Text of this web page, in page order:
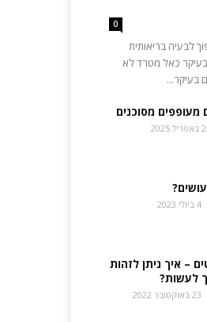
0
לבעיה בריאותית
בעיקר כאל מטרד לא
בעיקר...
מעופפים מסוכנים
2025
4 ביולי 2023
– איך ניתן לזהות
לעשות?
23 באוקטובר 2022